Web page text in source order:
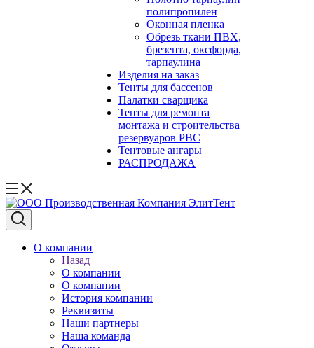
полипропилен
Оконная пленка
Обрезь ткани ПВХ,
брезента, оксфорда,
тарпаулина
Изделия на заказ
Тенты для бассенов
Палатки сварщика
Тенты для ремонта
монтажа и строительства
резервуаров РВС
Тентовые ангары
РАСПРОДАЖА
О компании
Назад
О компании
О компании
История компании
Реквизиты
Наши партнеры
Наша команда